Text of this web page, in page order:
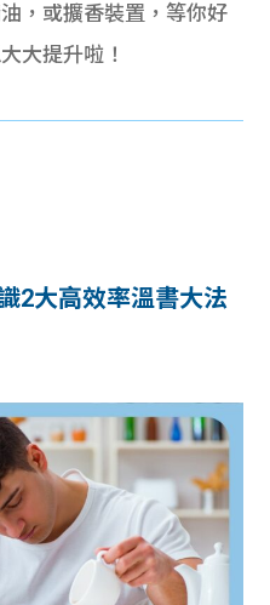
，或擴香裝置，等你好
大提升啦！
2大高效率溫書大法